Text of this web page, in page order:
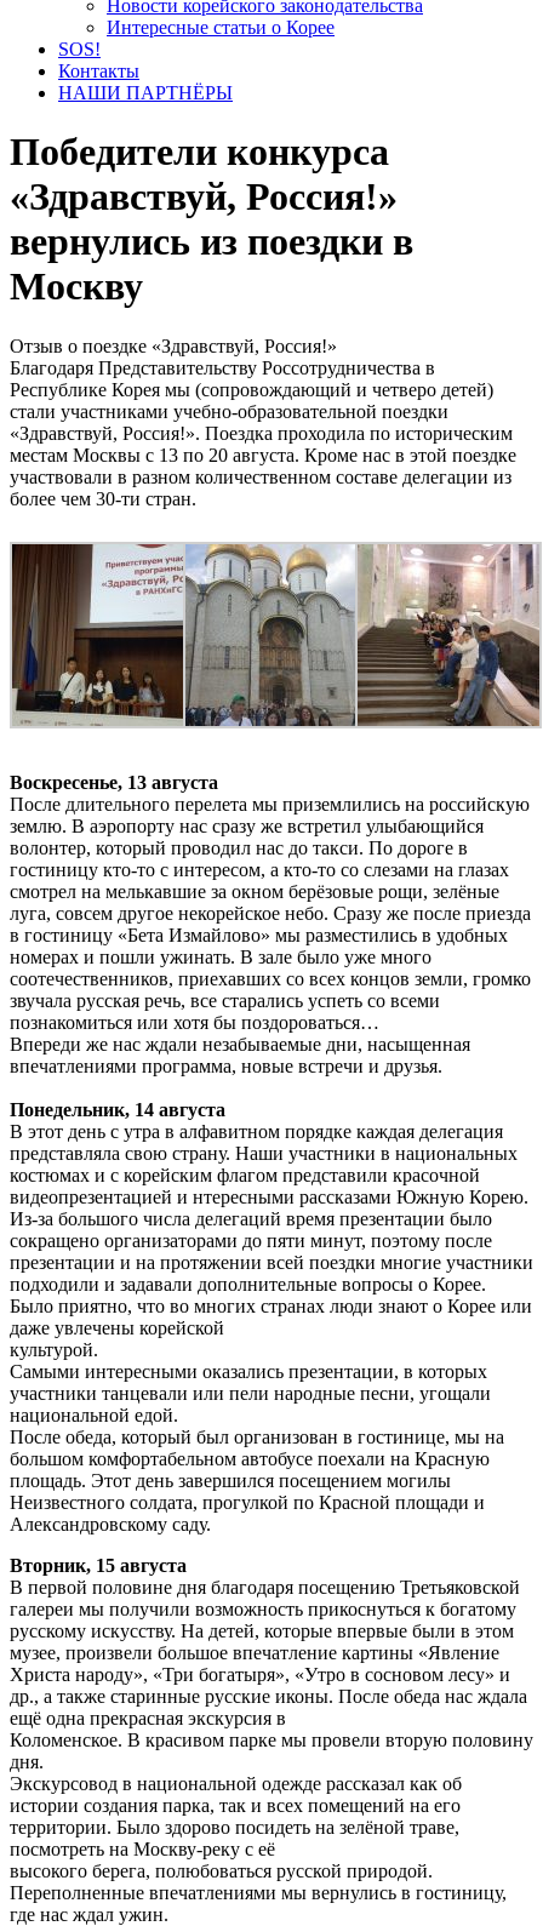
Новости корейского законодательства
Интересные статьи о Корее
SOS!
Контакты
НАШИ ПАРТНЁРЫ
Победители конкурса
«Здравствуй, Россия!»
вернулись из поездки в
Москву
Отзыв о поездке «Здравствуй, Россия!»
Благодаря Представительству Россотрудничества в
Республике Корея мы (сопровождающий и четверо детей)
стали участниками учебно-образовательной поездки
«Здравствуй, Россия!». Поездка проходила по историческим
местам Москвы с 13 по 20 августа. Кроме нас в этой поездке
участвовали в разном количественном составе делегации из
более чем 30-ти стран.
Воскресенье, 13 августа
После длительного перелета мы приземлились на российскую
землю. В аэропорту нас сразу же встретил улыбающийся
волонтер, который проводил нас до такси. По дороге в
гостиницу кто-то с интересом, а кто-то со слезами на глазах
смотрел на мелькавшие за окном берёзовые рощи, зелёные
луга, совсем другое некорейское небо. Сразу же после приезда
в гостиницу «Бета Измайлово» мы разместились в удобных
номерах и пошли ужинать. В зале было уже много
соотечественников, приехавших со всех концов земли, громко
звучала русская речь, все старались успеть со всеми
познакомиться или хотя бы поздороваться…
Впереди же нас ждали незабываемые дни, насыщенная
впечатлениями программа, новые встречи и друзья.
Понедельник, 14 августа
В этот день с утра в алфавитном порядке каждая делегация
представляла свою страну. Наши участники в национальных
костюмах и с корейским флагом представили красочной
видеопрезентацией и нтересными рассказами Южную Корею.
Из-за большого числа делегаций время презентации было
сокращено организаторами до пяти минут, поэтому после
презентации и на протяжении всей поездки многие участники
подходили и задавали дополнительные вопросы о Корее.
Было приятно, что во многих странах люди знают о Корее или
даже увлечены корейской
культурой.
Самыми интересными оказались презентации, в которых
участники танцевали или пели народные песни, угощали
национальной едой.
После обеда, который был организован в гостинице, мы на
большом комфортабельном автобусе поехали на Красную
площадь. Этот день завершился посещением могилы
Неизвестного солдата, прогулкой по Красной площади и
Александровскому саду.
Вторник, 15 августа
В первой половине дня благодаря посещению Третьяковской
галереи мы получили возможность прикоснуться к богатому
русскому искусству. На детей, которые впервые были в этом
музее, произвели большое впечатление картины «Явление
Христа народу», «Три богатыря», «Утро в сосновом лесу» и
др., а также старинные русские иконы. После обеда нас ждала
ещё одна прекрасная экскурсия в
Коломенское. В красивом парке мы провели вторую половину
дня.
Экскурсовод в национальной одежде рассказал как об
истории создания парка, так и всех помещений на его
территории. Было здорово посидеть на зелёной траве,
посмотреть на Москву-реку с её
высокого берега, полюбоваться русской природой.
Переполненные впечатлениями мы вернулись в гостиницу,
где нас ждал ужин.